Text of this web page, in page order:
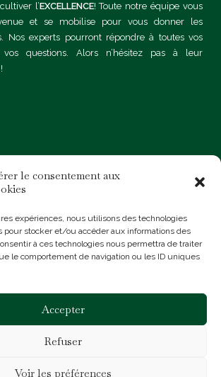
le consentement aux
expériences, nous utilisons des technologies
pour stocker et/ou accéder aux informations des
à ces technologies nous permettra de traiter
le comportement de navigation ou les ID uniques
Accepter
Refuser
Voir les préférences
l’EXCELLENCE! Toute notre équipe vous
et se mobilise pour vous donner les
Nos experts pourront répondre à toutes vos
vos questions. Alors n’hésitez pas à leur